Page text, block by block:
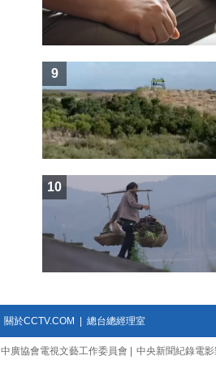
9
10
關於CCTV.COM 總台總經理室
中廣協會電視文藝工作委員會 中央新聞紀錄電